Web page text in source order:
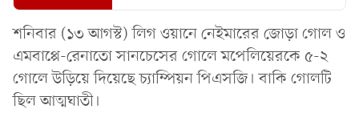
শনিবার (১৩ আগস্ট) লিগ ওয়ানে নেইমারের জোড়া গোল ও
এমবাপ্পে-রেনাতো সানচেসের গোলে মপেলিয়েরকে ৫-২
গোলে উড়িয়ে দিয়েছে চ্যাম্পিয়ন পিএসজি। বাকি গোলটি
ছিল আত্মঘাতী।